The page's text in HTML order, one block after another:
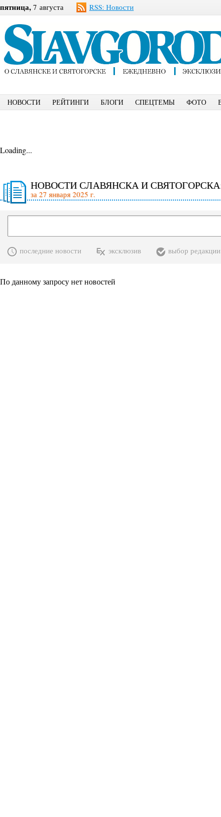
пятница, 7 августа RSS: Новости
НОВОСТИ РЕЙТИНГИ БЛОГИ СПЕЦТЕМЫ ФОТО
Loading...
НОВОСТИ СЛАВЯНСКА И
за 27 января 2025 г.
последние новости эксклюзив выбор редакции
По данному запросу нет новостей